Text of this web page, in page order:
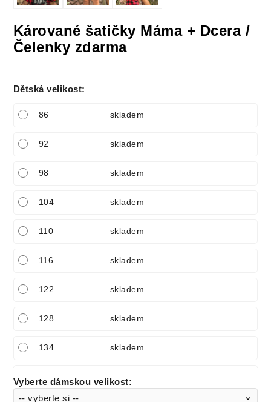
Kárované šatičky Máma + Dcera /
Čelenky zdarma
Dětská velikost:
86 skladem
92 skladem
98 skladem
104 skladem
110 skladem
116 skladem
122 skladem
128 skladem
134 skladem
140 skladem
Vyberte dámskou velikost: